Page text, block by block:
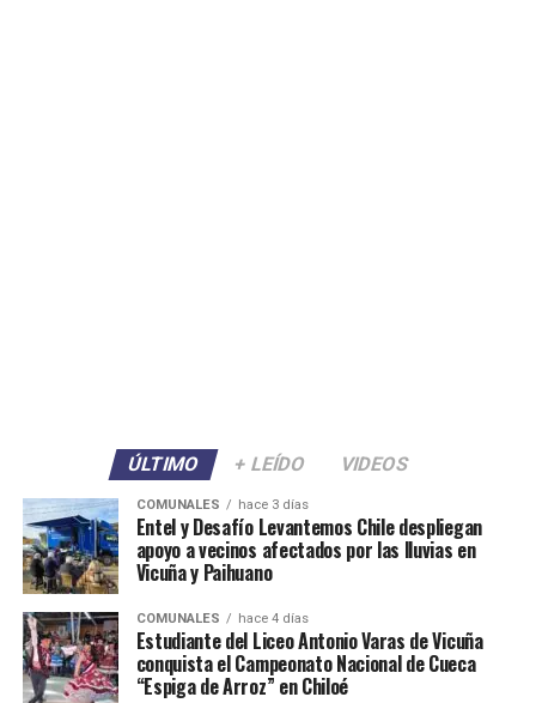
ÚLTIMO + LEÍDO VIDEOS
COMUNALES hace 3 días
Entel y Desafío Levantemos Chile despliegan
apoyo a vecinos afectados por las lluvias en
Vicuña y Paihuano
COMUNALES hace 4 días
Estudiante del Liceo Antonio Varas de Vicuña
conquista el Campeonato Nacional de Cueca
“Espiga de Arroz” en Chiloé